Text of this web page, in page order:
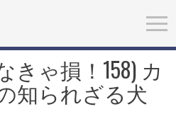
きゃ損！158) カ
知られざる犬